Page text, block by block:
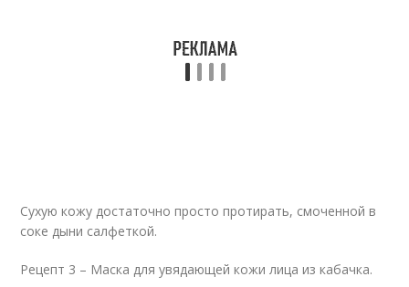
Сухую кожу достаточно просто протирать, смоченной в
соке дыни салфеткой.
Рецепт 3 – Маска для увядающей кожи лица из кабачка.